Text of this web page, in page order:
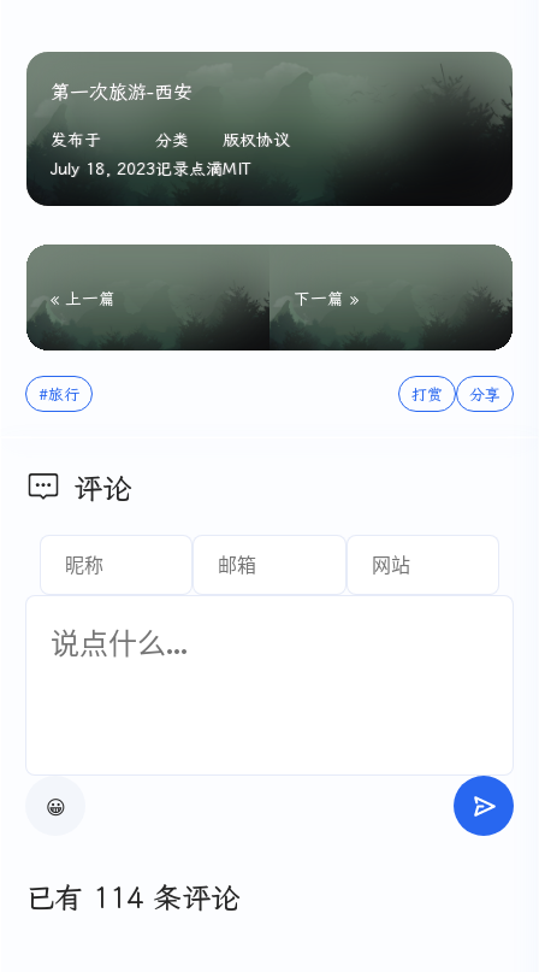
第一次旅游-西安
发布于
July 18, 2023
分类
记录点滴
版权协议
MIT
« 上一篇 下一篇 »
#旅行 打赏 分享
评论
😀
已有 114 条评论